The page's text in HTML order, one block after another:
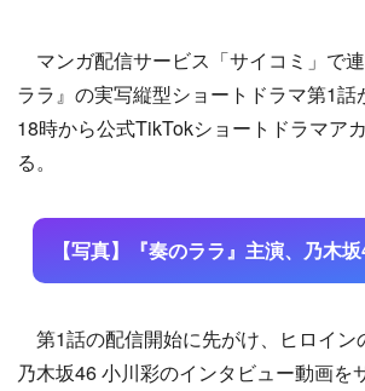
マンガ配信サービス「サイコミ」で
ララ』の実写縦型ショートドラマ第1話
18時から公式TikTokショートドラマア
る。
【写真】『奏のララ』主演、乃木
第1話の配信開始に先がけ、ヒロイン
乃木坂46 小川彩のインタビュー動画を